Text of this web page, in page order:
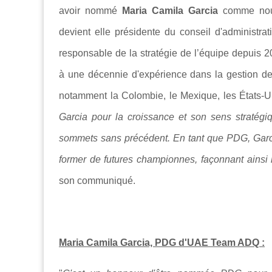
avoir nommé Maria Camila Garcia comme
devient elle présidente du conseil
responsable de la stratégie de l’équipe depuis
à une décennie d'expérience dans la gestion
notamment la Colombie, le Mexique, les
Garcia pour la croissance et son sens
sommets sans précédent. En tant que PDG,
former de futures championnes, façonnant
son communiqué.
Maria Camila Garcia, PDG d'UAE Team ADQ :